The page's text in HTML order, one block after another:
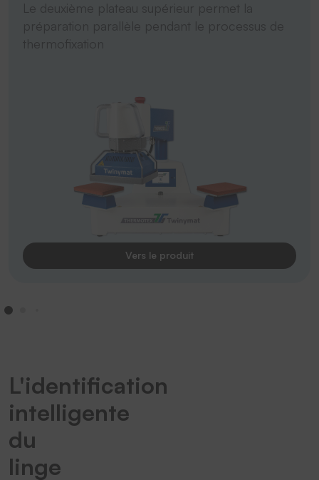
Vers le produit
L'identification
intelligente
du
linge